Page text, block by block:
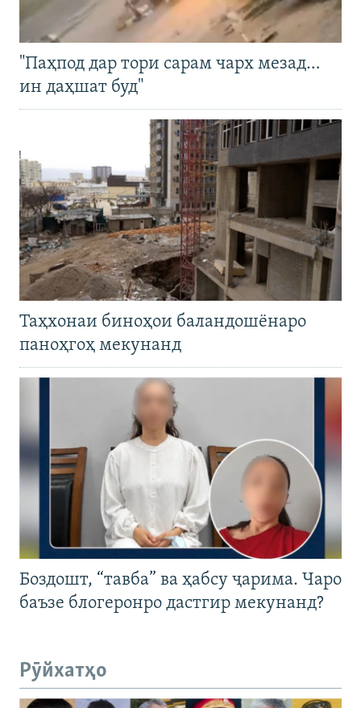
"Паҳпод дар тори сарам чарх мезад…
ин даҳшат буд"
Таҳхонаи биноҳои баландошёнаро
паноҳгоҳ мекунанд
Боздошт, “тавба” ва ҳабсу ҷарима. Чаро
баъзе блогеронро дастгир мекунанд?
Рӯйхатҳо